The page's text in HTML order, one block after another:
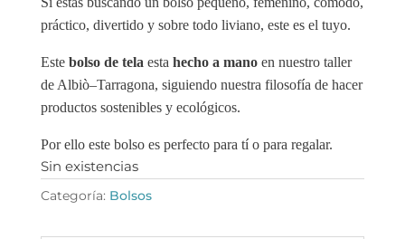
práctico, divertido y sobre todo liviano, este es el tuyo.
Este bolso de tela esta hecho a manoen nuestro taller
de Albiò–Tarragona, siguiendo nuestra filosofía de hacer
productos sostenibles y ecológicos.
Por ello este bolso es perfecto para tí o para regalar.
Sin existencias
Categoría: Bolsos